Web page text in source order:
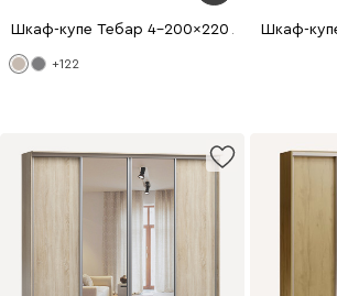
Шкаф-купе Тебар 4-200x220 Латте без
+122
Шкаф-